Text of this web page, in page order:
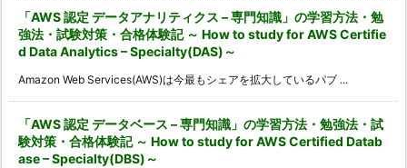
「AWS 認定 データアナリティクス – 専門知識」の学習方法・勉
強法・試験対策・合格体験記 ～ How to study for AWS Certifie
d Data Analytics – Specialty(DAS)～
Amazon Web Services(AWS)は今最もシェアを拡大しているパブ ...
「AWS 認定 データベース – 専門知識」の学習方法・勉強法・試
験対策・合格体験記 ～ How to study for AWS Certified Datab
ase – Specialty(DBS)～